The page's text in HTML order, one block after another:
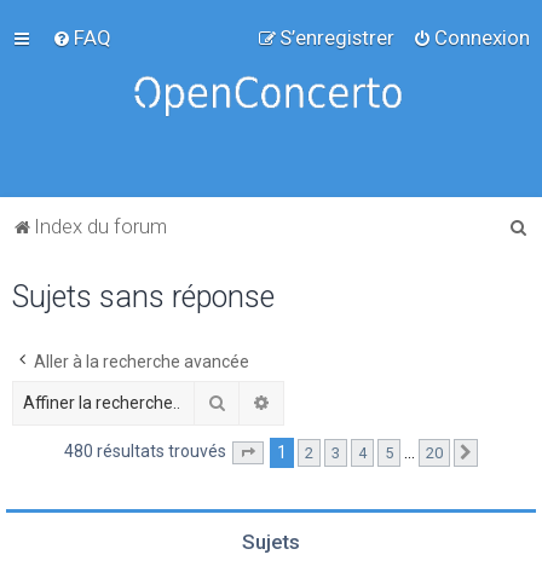
FAQ Connexion
S’enregistrer
Index du forum
Sujets sans réponse
Aller à la recherche avancée
Rechercher
480 résultats trouvés Page sur20
1 2 3 4 5 … 20
Sujets